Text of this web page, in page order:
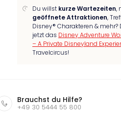
Du willst kurze Wartezeiten,
geöffnete Attraktionen,
Disney® Charakteren &
jetzt das Disney Adventure
– A Private Disneyland
Travelcircus!
Brauchst du Hilfe?
+49 30 5444 55 800